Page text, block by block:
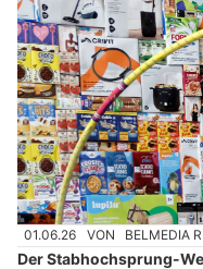
01.06.26 VON BELMEDIA
Der Stabhochsprung-